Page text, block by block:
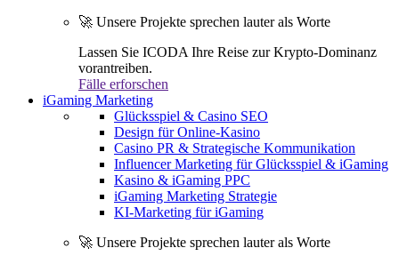
🚀 Unsere Projekte sprechen lauter als Worte
Lassen Sie ICODA Ihre Reise zur Krypto-Dominanz
vorantreiben.
Fälle erforschen
iGaming Marketing
Glücksspiel & Casino SEO
Design für Online-Kasino
Casino PR & Strategische Kommunikation
Influencer Marketing für Glücksspiel & iGaming
Kasino & iGaming PPC
iGaming Marketing Strategie
KI-Marketing für iGaming
🚀 Unsere Projekte sprechen lauter als Worte